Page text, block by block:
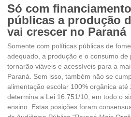
Só com
públicas a produção
vai crescer no Paraná
Somente com políticas públicas de
adequado, a produção e o consumo de
tornarão viáveis e acessíveis para a
Paraná. Sem isso, também não se
alimentação escolar 100% orgânica até
determina a Lei 16.751/10, em todo o
ensino. Estas posições foram